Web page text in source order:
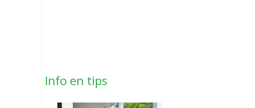
Info en tips